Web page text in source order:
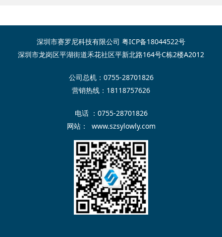
深圳市赛罗尼科技有限公司 粤ICP备18044522号
深圳市龙岗区平湖街道禾花社区平新北路164号C栋2楼A2012
公司总机：0755-28701826
营销热线：18118757626
电话 ：0755-28701826
网站： www.szsylowly.com